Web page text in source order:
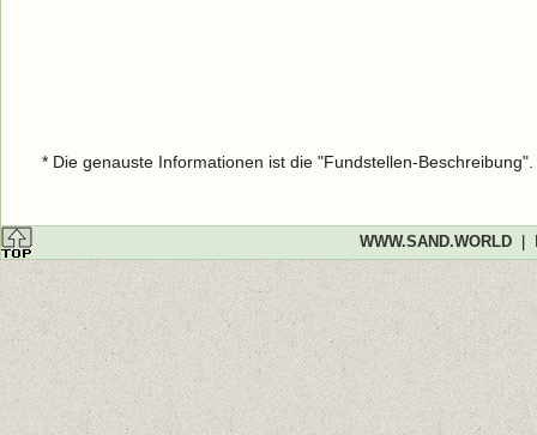
* Die genauste Informationen ist die "Fundstellen-
WWW.SAND.WORLD|